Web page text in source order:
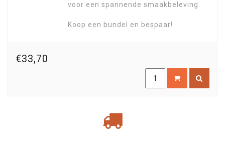
voor een spannende smaakbeleving.
Koop een bundel en bespaar!
€33,70